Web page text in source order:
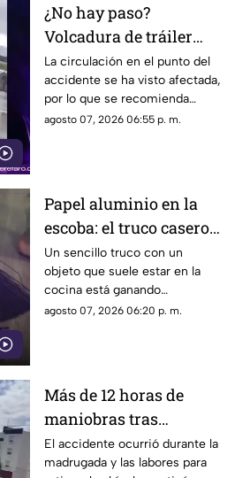
¿No hay paso?
Volcadura de tráiler
colapsa este punto de la
carretera 57
La circulación en el punto del
accidente se ha visto afectada,
por lo que se recomienda
considerar tiempos de
agosto 07, 2026 06:55 p. m.
Papel aluminio en la
escoba: el truco casero
que se volvió viral
Un sencillo truco con un
objeto que suele estar en la
cocina está ganando
popularidad entre quienes
agosto 07, 2026 06:20 p. m.
Más de 12 horas de
maniobras tras
volcadura de unidad
pesada en la carretera
El accidente ocurrió durante la
madrugada y las labores para